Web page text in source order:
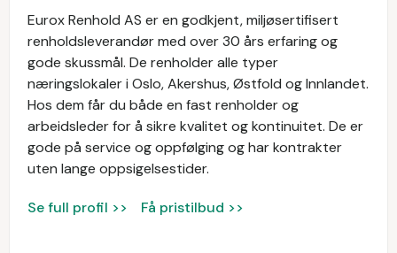
Eurox Renhold AS er en godkjent, miljøsertifisert
renholdsleverandør med over 30 års erfaring og
gode skussmål. De renholder alle typer
næringslokaler i Oslo, Akershus, Østfold og Innlandet.
Hos dem får du både en fast renholder og
arbeidsleder for å sikre kvalitet og kontinuitet. De er
gode på service og oppfølging og har kontrakter
uten lange oppsigelsestider.
Se full profil >> Få pristilbud >>